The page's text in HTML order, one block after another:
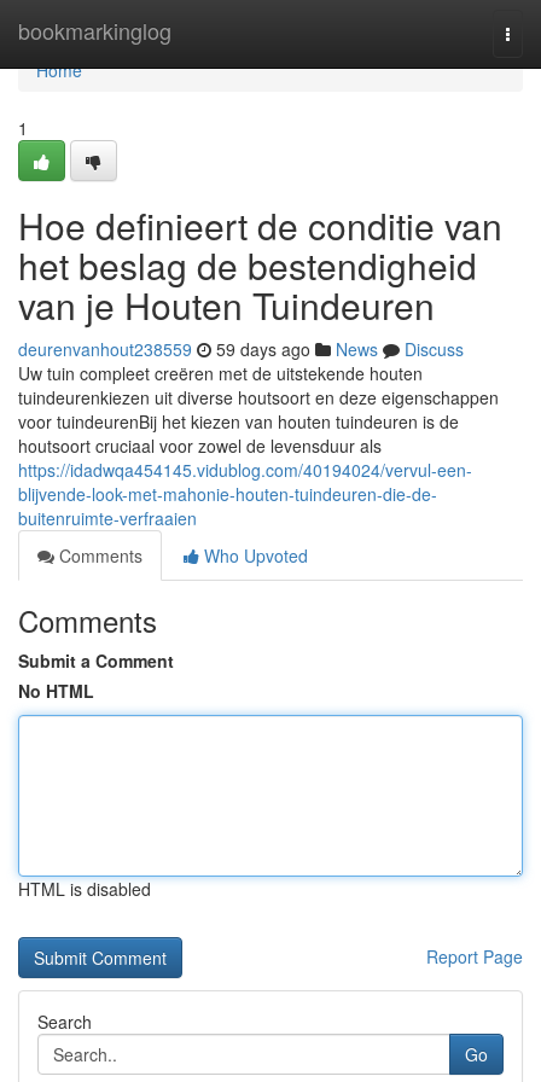
bookmarkinglog
Home
Home
1
Hoe definieert de conditie van
het beslag de bestendigheid
van je Houten Tuindeuren
deurenvanhout238559 59 days ago News
Discuss
Uw tuin compleet creëren met de uitstekende houten
tuindeurenkiezen uit diverse houtsoort en deze eigenschappen
voor tuindeurenBij het kiezen van houten tuindeuren is de
houtsoort cruciaal voor zowel de levensduur als
https://idadwqa454145.vidublog.com/40194024/vervul-een-
blijvende-look-met-mahonie-houten-tuindeuren-die-de-
buitenruimte-verfraaien
Comments
Who Upvoted
Comments
Submit a Comment
No HTML
HTML is disabled
Report Page
Search
Go